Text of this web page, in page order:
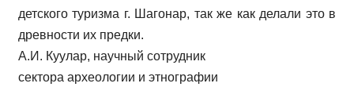
детского туризма г. Шагонар, так же как делали это в
древности их предки.
А.И. Куулар, научный сотрудник
сектора археологии и этнографии